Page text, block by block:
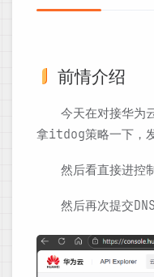
前情介绍
今天在对接华为
拿itdog策略一下，
然后看直接进控
然后再次提交